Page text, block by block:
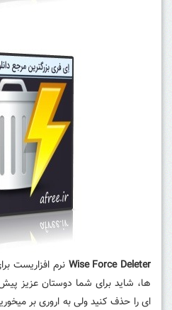
Wise Force Deleter نرم افزاریست
ها، شاید برای شما دوستان عزیز
ای را حذف کنید ولی به اروری بر